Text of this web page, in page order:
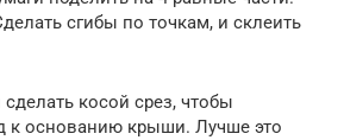
сгибы по точкам, и склеить
косой срез, чтобы
к основанию крыши. Лучше это